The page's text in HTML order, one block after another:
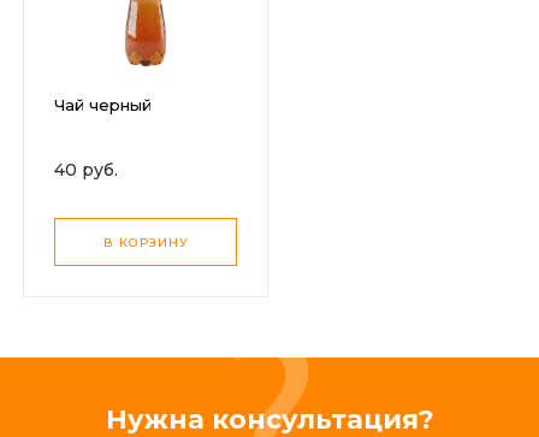
Чай черный
40 руб.
В КОРЗИНУ
Нужна консультация?